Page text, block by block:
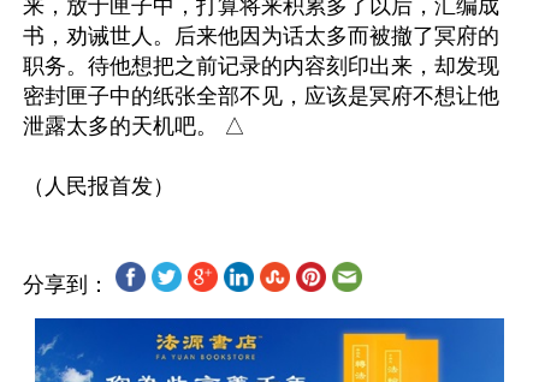
来，放于匣子中，打算将来积累多了以后，汇编成
书，劝诫世人。后来他因为话太多而被撤了冥府的
职务。待他想把之前记录的内容刻印出来，却发现
密封匣子中的纸张全部不见，应该是冥府不想让他
泄露太多的天机吧。 △
分享到：